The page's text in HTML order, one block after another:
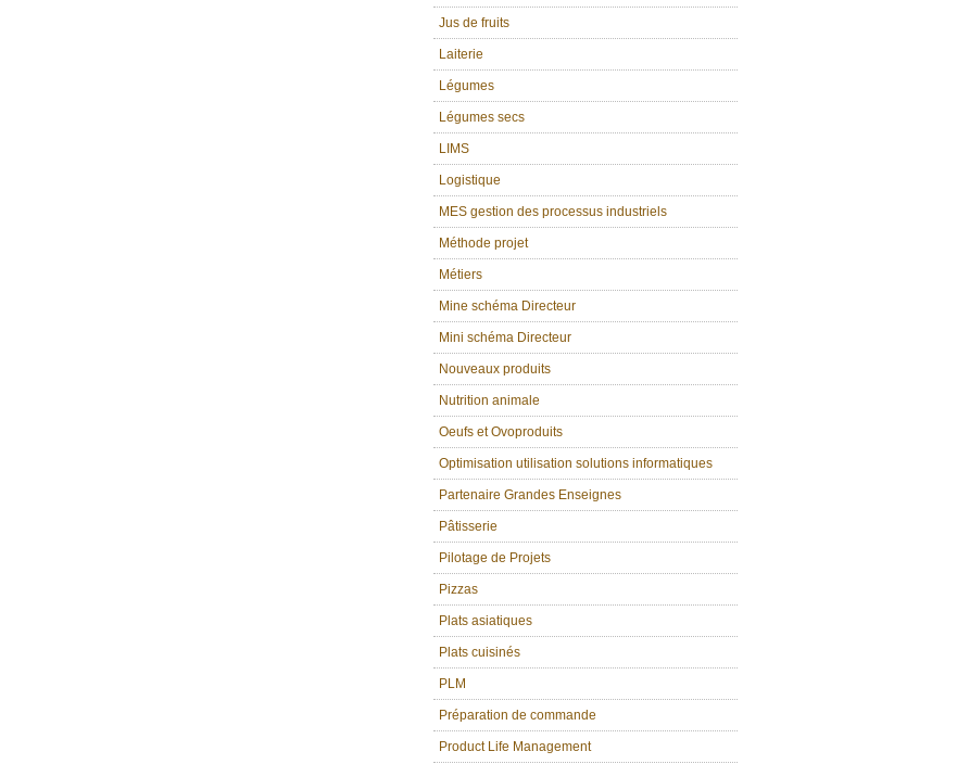
Jus de fruits
Laiterie
Légumes
Légumes secs
LIMS
Logistique
MES gestion des processus industriels
Méthode projet
Métiers
Mine schéma Directeur
Mini schéma Directeur
Nouveaux produits
Nutrition animale
Oeufs et Ovoproduits
Optimisation utilisation solutions informatiques
Partenaire Grandes Enseignes
Pâtisserie
Pilotage de Projets
Pizzas
Plats asiatiques
Plats cuisinés
PLM
Préparation de commande
Product Life Management